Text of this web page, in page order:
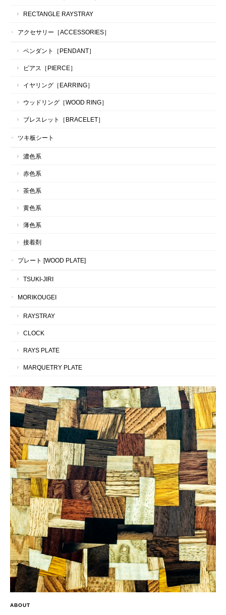
RECTANGLE RAYSTRAY
アクセサリー［ACCESSORIES］
ペンダント［PENDANT］
ピアス［PIERCE］
イヤリング［EARRING］
ウッドリング［WOOD RING］
ブレスレット［BRACELET］
ツキ板シート
濃色系
赤色系
茶色系
黄色系
薄色系
接着剤
プレート [WOOD PLATE]
TSUKI-JIRI
MORIKOUGEI
RAYSTRAY
CLOCK
RAYS PLATE
MARQUETRY PLATE
ABOUT